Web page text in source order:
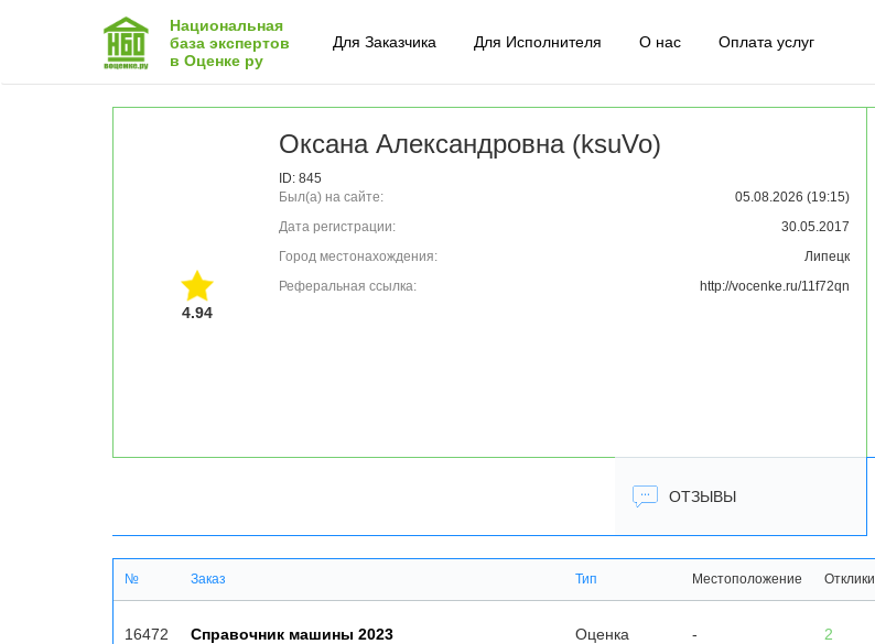
Национальная
база экспертов
в Оценке ру
Для Заказчика Для Исполнителя О нас Оплата услуг
4.94
Оксана Александровна (ksuVo)
ID: 845
Был(а) на сайте:
05.08.2026 (19:15)
Дата регистрации:
30.05.2017
Город местонахождения:
Липецк
Реферальная ссылка:
http://vocenke.ru/11f72qn
ОТЗЫВЫ
№ Заказ Тип Местоположение Отклики
16472 Справочник машины 2023 Оценка - 2